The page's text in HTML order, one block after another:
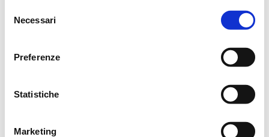
delNecessari
Preferenze
Statistiche
Marketing
18.30
CONDIVIDI